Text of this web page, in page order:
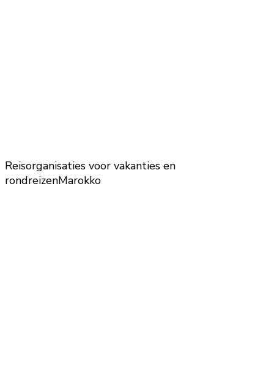
Reisorganisaties voor vakanties en
rondreizenMarokko